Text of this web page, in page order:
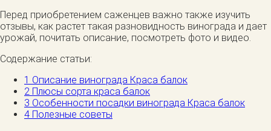
Перед приобретением саженцев важно также изучить
отзывы, как растет такая разновидность винограда и дает
урожай, почитать описание, посмотреть фото и видео.
Содержание статьи:
1 Описание винограда Краса балок
2 Плюсы сорта краса балок
3 Особенности посадки винограда Краса балок
4 Полезные советы